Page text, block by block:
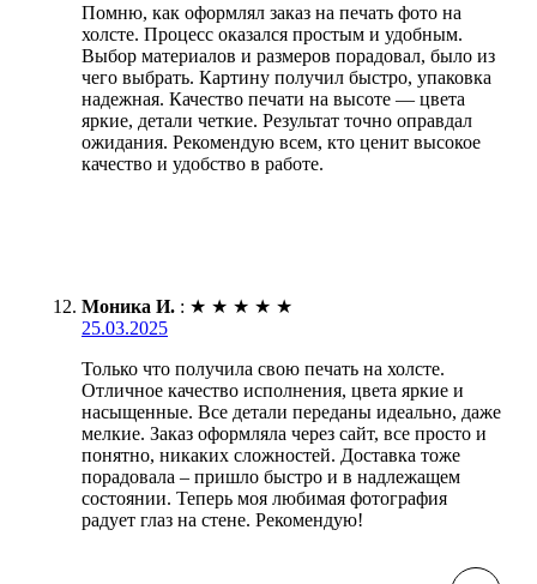
Помню, как оформлял заказ на печать фото на
холсте. Процесс оказался простым и удобным.
Выбор материалов и размеров порадовал, было из
чего выбрать. Картину получил быстро, упаковка
надежная. Качество печати на высоте — цвета
яркие, детали четкие. Результат точно оправдал
ожидания. Рекомендую всем, кто ценит высокое
качество и удобство в работе.
Моника И. : ★ ★ ★ ★ ★
25.03.2025
Только что получила свою печать на холсте.
Отличное качество исполнения, цвета яркие и
насыщенные. Все детали переданы идеально, даже
мелкие. Заказ оформляла через сайт, все просто и
понятно, никаких сложностей. Доставка тоже
порадовала – пришло быстро и в надлежащем
состоянии. Теперь моя любимая фотография
радует глаз на стене. Рекомендую!